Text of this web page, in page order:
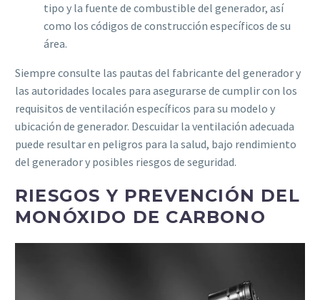
tipo y la fuente de combustible del generador, así
como los códigos de construcción específicos de su
área.
Siempre consulte las pautas del fabricante del generador y
las autoridades locales para asegurarse de cumplir con los
requisitos de ventilación específicos para su modelo y
ubicación de generador. Descuidar la ventilación adecuada
puede resultar en peligros para la salud, bajo rendimiento
del generador y posibles riesgos de seguridad.
RIESGOS Y PREVENCIÓN DEL
MONÓXIDO DE CARBONO